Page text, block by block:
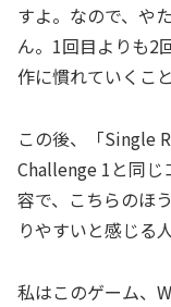
すよ。なので、や
ん。1回目よりも2
作に慣れていくこ
この後、「Single
Challenge 1と同じ
容で、こちらのほ
りやすいと感じる
私はこのゲーム、